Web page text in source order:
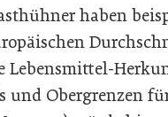
haben
Lebensmittel-
und Obergrenzen